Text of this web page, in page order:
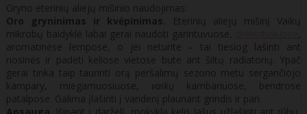
Gryno eterinių aliejų mišinio naudojimas:
Oro gryninimas ir kvėpinimas. Eterinių aliejų mišinį Vaikų
mikrobų baidyklė labai gerai naudoti garintuvuose,
,
aromatinėse lempose, o jei neturite – tai tiesiog lašinti ant
nosinės ir padėti keliose vietose bute ant šiltų radiatorių. Ypač
gerai tinka taip taurinti orą peršalimų sezono metu sergančiojo
kampary, miegamuosiuose, vaikų kambariuose, bendrose
patalpose. Galima įlašinti į vandenį plaunant grindis ir pan.